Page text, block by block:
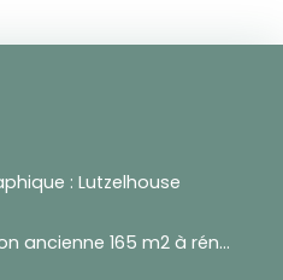
: Lutzelhouse
- spacieuse maison ancienne 165 m2 à rénover